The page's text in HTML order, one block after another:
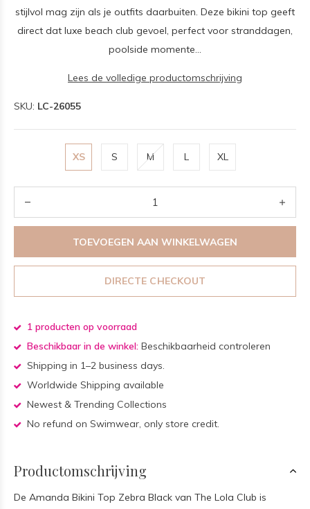
stijlvol mag zijn als je outfits daarbuiten. Deze bikini top geeft
direct dat luxe beach club gevoel, perfect voor stranddagen,
poolside momente...
Lees de volledige productomschrijving
SKU: LC-26055
XS S M L XL
TOEVOEGEN AAN WINKELWAGEN
DIRECTE CHECKOUT
1 producten op voorraad
Beschikbaar in de winkel: Beschikbaarheid controleren
Shipping in 1–2 business days.
Worldwide Shipping available
Newest & Trending Collections
No refund on Swimwear, only store credit.
Productomschrijving
De Amanda Bikini Top Zebra Black van The Lola Club is